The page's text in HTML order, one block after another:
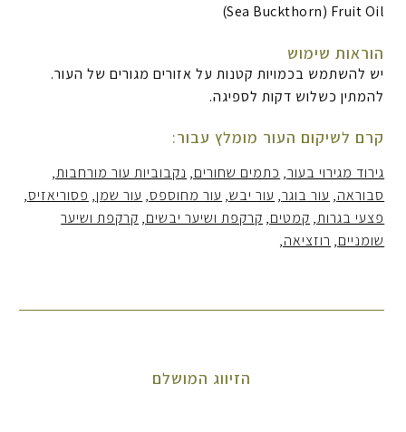
(Sea Buckthorn) Fruit Oil
הוראות שימוש
יש להשתמש בכמויות קטנות על אזורים מגורים של העור.
להמתין כשלוש דקות לספיגה.
קרם לשיקום העור מומלץ עבור:
גירוד מגירוי בעור כתמים שחורים נקבוביות עור מורחבות
סבוראה עור בוגר עור יבש עור מחוספס עור שמן פסוריאזיס
פצעי בגרות קמטים קרקפת ושיער יבשים קרקפת ושיער
שומניים רוזציאה
הזיווג המושלם